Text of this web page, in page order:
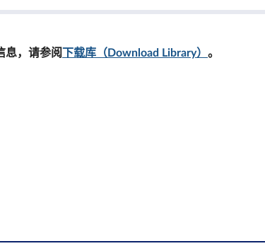
息，请参阅 下载库（Download Library） 。